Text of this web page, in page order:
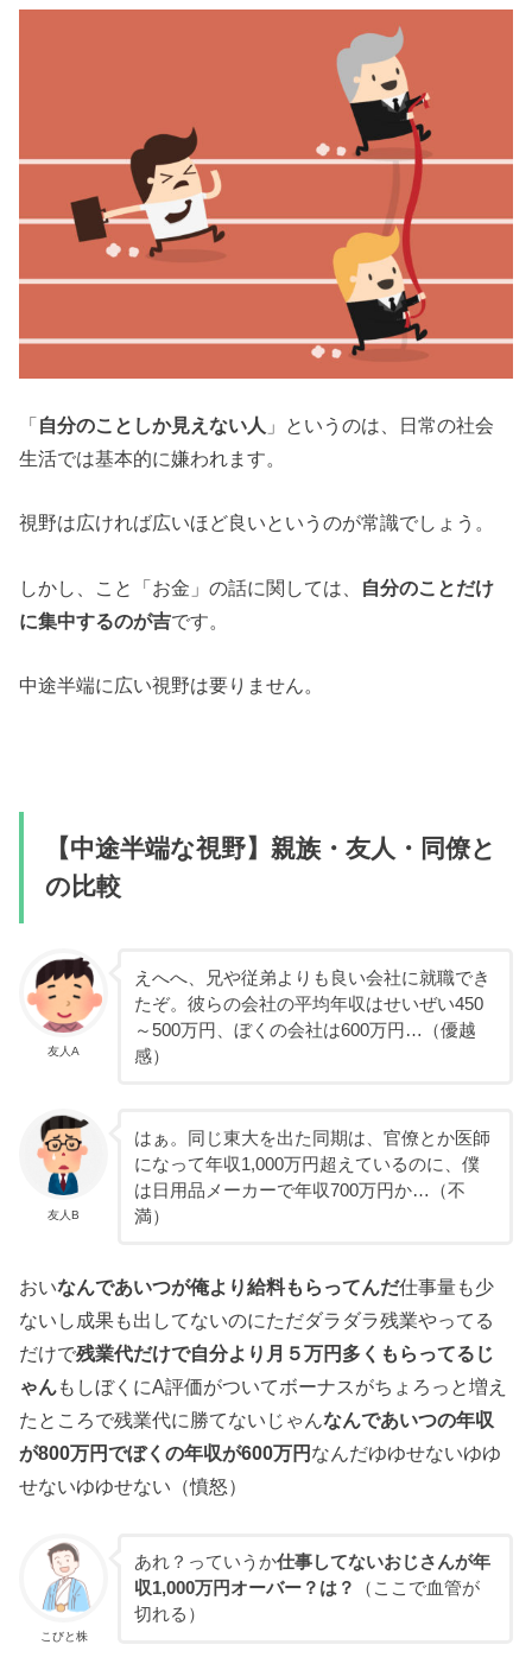
「自分のことしか見えない人 」というのは、日常の社会
生活では基本的に嫌われます。
視野は広ければ広いほど良いというのが常識でしょう。
しかし、こと「お金」の話に関しては、 自分のことだけ
に集中するのが吉です。
中途半端に広い視野は要りません。
【中途半端な視野】親族・友人・同僚と
の比較
友人A
えへへ、兄や従弟よりも良い会社に就職でき
たぞ。彼らの会社の平均年収はせいぜい450
～500万円、ぼくの会社は600万円…（優越
感）
友人B
はぁ。同じ東大を出た同期は、官僚とか医師
になって年収1,000万円超えているのに、僕
は日用品メーカーで年収700万円か…（不
満）
おいなんであいつが俺より給料もらってんだ仕事量も少
ないし成果も出してないのにただダラダラ残業やってる
だけで残業代だけで自分より月５万円多くもらってるじ
ゃん もしぼくにA評価がついてボーナスがちょろっと増え
たところで残業代に勝てないじゃんなんであいつの年収
が800万円でぼくの年収が600万円 なんだゆゆせないゆゆ
せないゆゆせない（憤怒）
こびと株
あれ？っていうか仕事してないおじさんが年
収1,000万円オーバー？は？
（ここで血管が
切れる）